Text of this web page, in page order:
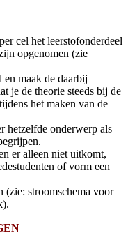
cel het leerstofonderdeel
opgenomen (zie
en maak de daarbij
je de theorie steeds bij de
het maken van de
hetzelfde onderwerp als
er alleen niet uitkomt,
of vorm een
(zie: stroomschema voor